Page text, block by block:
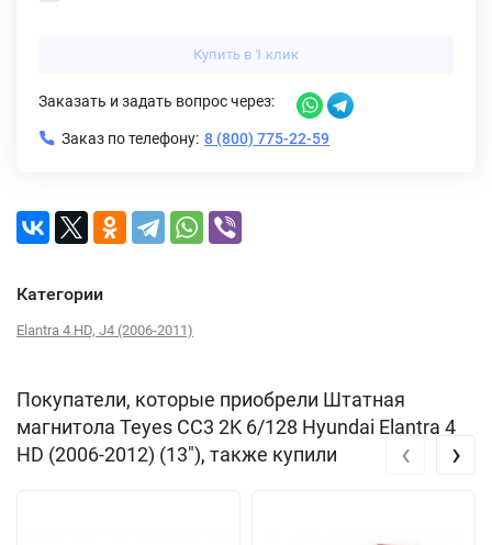
Купить в 1 клик
Заказать и задать вопрос через:
Заказ по телефону: 8 (800) 775-22-59
Категории
Elantra 4 HD, J4 (2006-2011)
Покупатели, которые приобрели Штатная
магнитола Teyes CC3 2K 6/128 Hyundai Elantra 4
HD (2006-2012) (13"), также купили
‹ ›